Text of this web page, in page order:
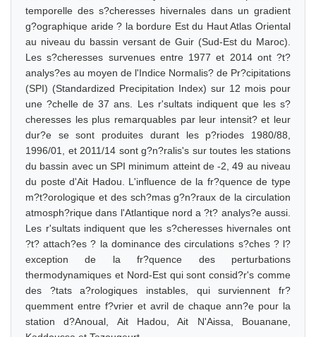
temporelle des s?cheresses hivernales dans un gradient
g?ographique aride ? la bordure Est du Haut Atlas Oriental
au niveau du bassin versant de Guir (Sud-Est du Maroc).
Les s?cheresses survenues entre 1977 et 2014 ont ?t?
analys?es au moyen de l'Indice Normalis? de Pr?cipitations
(SPI) (Standardized Precipitation Index) sur 12 mois pour
une ?chelle de 37 ans. Les r'sultats indiquent que les s?
cheresses les plus remarquables par leur intensit? et leur
dur?e se sont produites durant les p?riodes 1980/88,
1996/01, et 2011/14 sont g?n?ralis's sur toutes les stations
du bassin avec un SPI minimum atteint de -2, 49 au niveau
du poste d'Ait Hadou. L'influence de la fr?quence de type
m?t?orologique et des sch?mas g?n?raux de la circulation
atmosph?rique dans l'Atlantique nord a ?t? analys?e aussi.
Les r'sultats indiquent que les s?cheresses hivernales ont
?t? attach?es ? la dominance des circulations s?ches ? l?
exception de la fr?quence des perturbations
thermodynamiques et Nord-Est qui sont consid?r's comme
des ?tats a?rologiques instables, qui surviennent fr?
quemment entre f?vrier et avril de chaque ann?e pour la
station d?Anoual, Ait Hadou, Ait N'Aissa, Bouanane,